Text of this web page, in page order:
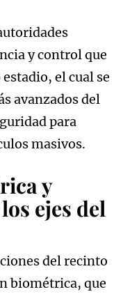
y control que
el cual se
avanzados del
para
masivos.
y
ejes del
del recinto
biométrica, que